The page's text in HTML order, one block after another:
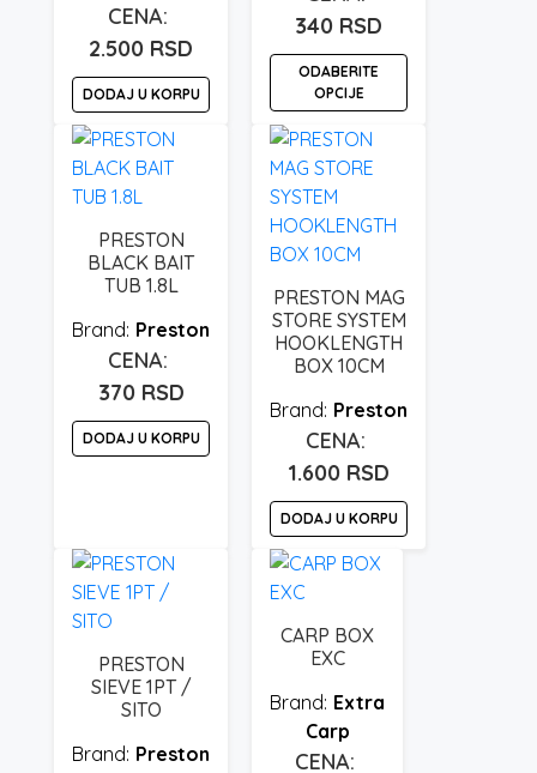
2.500 RSD
DODAJ U KORPU
340 RSD
ODABERITE
OPCIJE
Ovaj
proizvod
ima
više
varijanti.
mogu
biti
izabrane
stranici
proizvoda.
PRESTON
BLACK BAIT
TUB 1.8L
Preston
370 RSD
DODAJ U KORPU
PRESTON MAG
STORE SYSTEM
HOOKLENGTH
BOX 10CM
Preston
1.600 RSD
DODAJ U KORPU
PRESTON
SIEVE 1PT /
SITO
Preston
CARP BOX
EXC
Extra
Carp